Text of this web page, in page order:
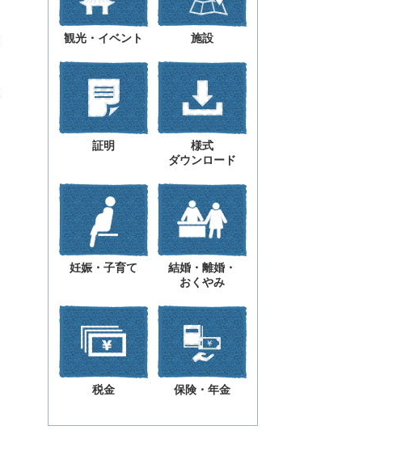
観光・イベント 施設
証明
様式
ダウンロード
妊娠・子育て
結婚・離婚・
おくやみ
税金 保険・年金